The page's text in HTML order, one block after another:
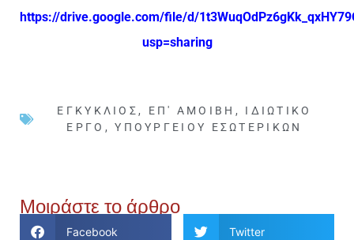
https://drive.google.com/file/d/
usp=sharing
ΕΓΚΎΚΛΙΟΣ, ΕΠ' ΑΜΟΙΒΉ , ΙΔΙΩΤΙΚΌ
ΈΡΓΟ ,ΥΠΟΥΡΓΕΊΟΥ ΕΣΩΤΕΡΙΚΏΝ
Μοιράστε το άρθρο
Facebook Twitter